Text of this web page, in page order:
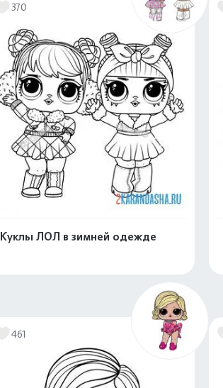
370
Куклы ЛОЛ в зимней одежде
461